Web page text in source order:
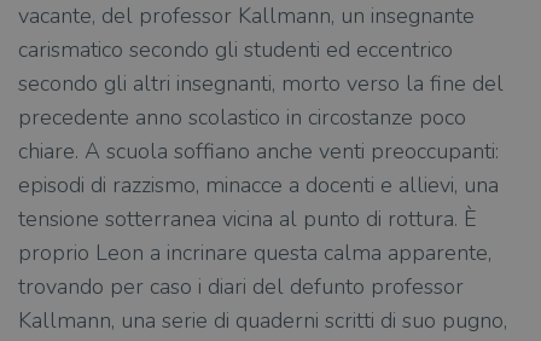
vacante, del professor Kallmann, un insegnante
carismatico secondo gli studenti ed eccentrico
secondo gli altri insegnanti, morto verso la fine del
precedente anno scolastico in circostanze poco
chiare. A scuola soffiano anche venti preoccupanti:
episodi di razzismo, minacce a docenti e allievi, una
tensione sotterranea vicina al punto di rottura. È
proprio Leon a incrinare questa calma apparente,
trovando per caso i diari del defunto professor
Kallmann, una serie di quaderni scritti di suo pugno,